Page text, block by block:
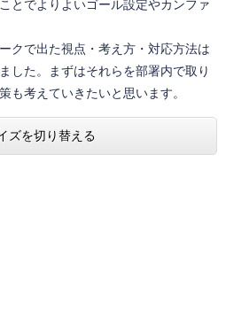
とでよりよいゴール設定やカンファ
クで出た視点・考え方・対応方法は
した。まずはそれらを部署内で取り
も考えていきたいと思います。
ズを切り替える